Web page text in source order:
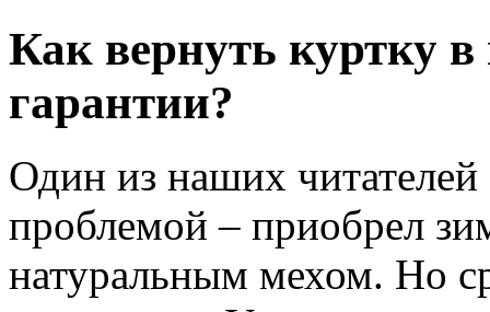
Как вернуть куртку в
гарантии?
Один из наших
проблемой – приобрел
натуральным мехом. Но